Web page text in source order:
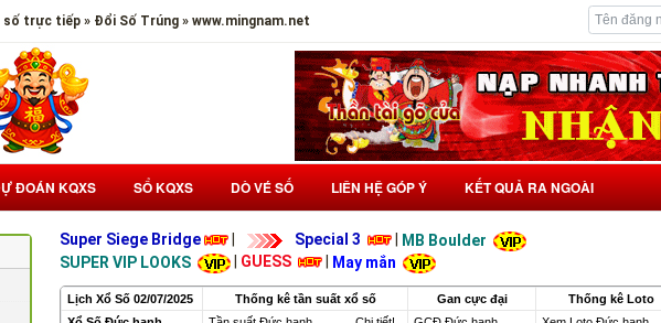
số trực tiếp » Đổi Số Trúng » www.mingnam.net
ĐOÁN KQXS SỔ KQXS DÒ VÉ SỐ LIÊN HỆ GÓP Ý KẾT QUẢ RA NGOÀI
Super Siege Bridge Special 3
MB Boulder
SUPER VIP LOOKS
GUESS May mắn
Lịch Xổ Số 02/07/2025 Thống kê tần suất xổ số Gan cực đại
Thống kê Loto